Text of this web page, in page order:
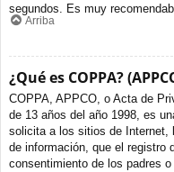
segundos. Es muy
Arriba
¿Qué es COPPA?
COPPA, APPCO, o Acta de
de 13 años del año 1998, es
solicita a los sitios de Internet,
de información, que el registro
consentimiento de los padres